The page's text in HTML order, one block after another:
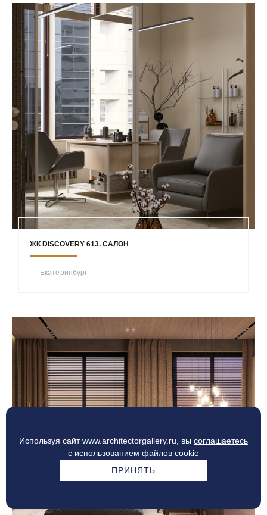
ЖК DISCOVERY 613. САЛОН
Екатеринбург
Используя сайт www.architectorgallery.ru, вы соглашаетесь
с использованием файлов cookie
ПРИНЯТЬ